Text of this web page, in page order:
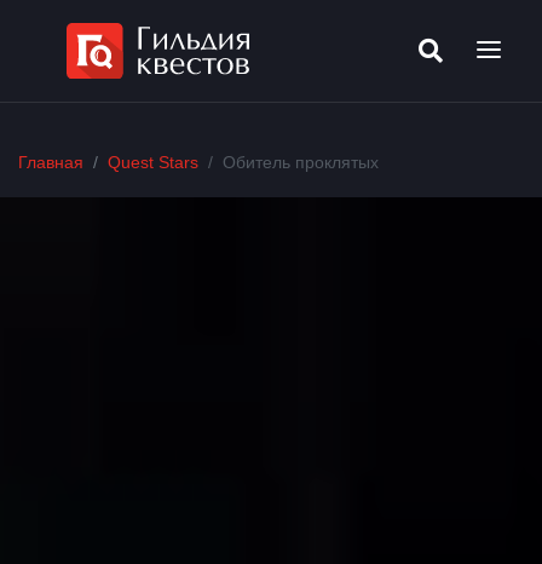
Главная Quest Stars Обитель проклятых